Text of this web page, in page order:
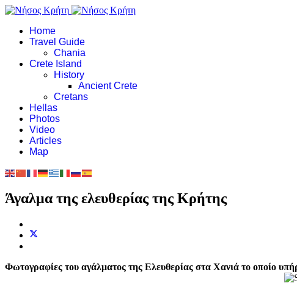
Home
Travel Guide
Chania
Crete Island
History
Ancient Crete
Cretans
Hellas
Photos
Video
Articles
Map
Άγαλμα της ελευθερίας της Κρήτης
Φωτογραφίες του αγάλματος της Ελευθερίας στα Χανιά το οποίο